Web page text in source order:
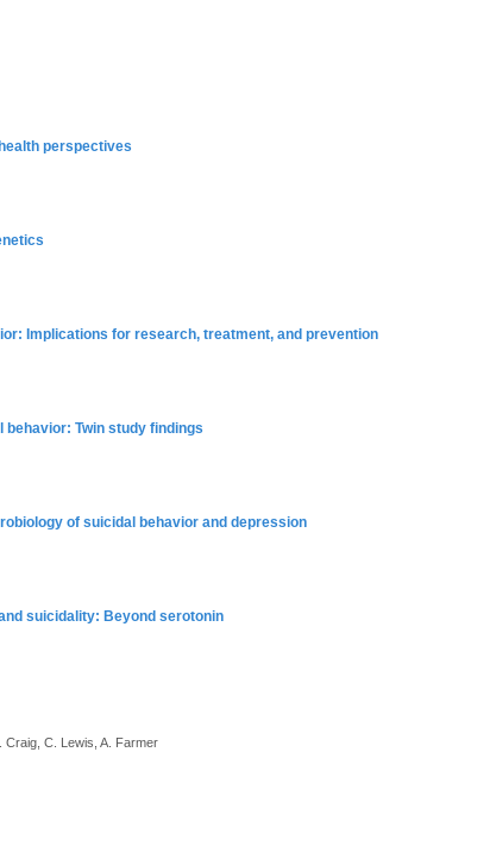
perspectives
Implications for research, treatment, and prevention
Twin study findings
of suicidal behavior and depression
suicidality: Beyond serotonin
Craig, C. Lewis, A. Farmer